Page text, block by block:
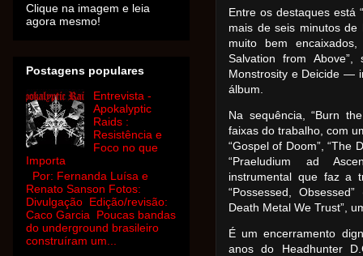
Entre os destaques está
mais de seis minutos de
muito bem
Salvation from
Monstrosity e Deicide —
álbum.
Na sequência, “Burn
faixas do trabalho, com
“Gospel of Doom”, “The
“Praeludium ad
instrumental que faz a
“Possessed,
Death Metal We Trust”,
É um encerramento
anos do Headhunter
Clique na imagem e leia
agora mesmo!
Postagens populares
Entrevista -
Apokalyptic
Raids :
Resistência e
Foco no que
Importa
Por: Fernanda Luísa e
Renato Sanson Fotos:
Divulgação Edição/revisão:
Caco Garcia Poucas bandas
do underground brasileiro
construíram um...